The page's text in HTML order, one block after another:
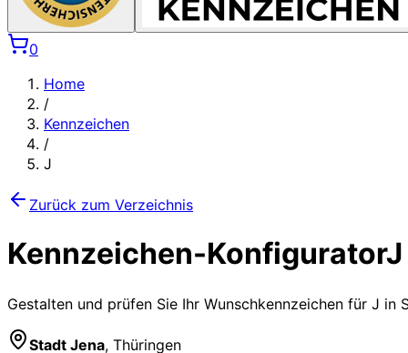
0
Home
/
Kennzeichen
/
J
Zurück zum Verzeichnis
Kennzeichen-KonfiguratorJ
Gestalten und prüfen Sie Ihr Wunschkennzeichen für J in
Stadt Jena, Thüringen